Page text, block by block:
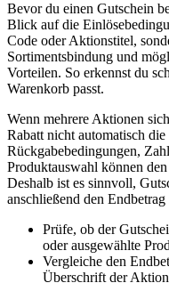
Bevor du einen Gutschein
Blick auf die
Code oder Aktionstitel,
Sortimentsbindung und
Vorteilen. So erkennst du
Warenkorb passt.
Wenn mehrere Aktionen
Rabatt nicht automatisch
Rückgabebedingungen,
Produktauswahl können
Deshalb ist es sinnvoll,
anschließend den
Prüfe, ob der
oder ausgewählte
Vergleiche den
Überschrift der